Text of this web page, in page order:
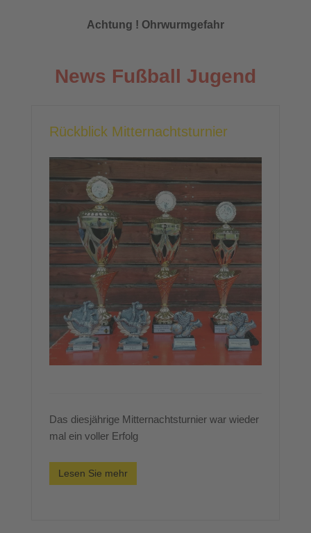
Achtung ! Ohrwurmgefahr
News Fußball Jugend
Rückblick Mitternachtsturnier
Das diesjährige Mitternachtsturnier war wieder
mal ein voller Erfolg
Lesen Sie mehr